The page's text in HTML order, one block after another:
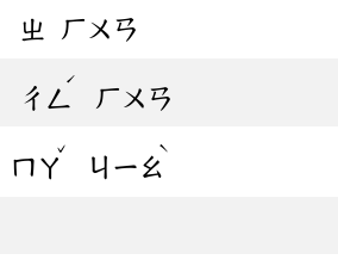
ㄓ ㄏㄨㄢ
ㄔㄥ
ˊ
ㄏㄨㄢ
ㄇㄚ
ˇ
ㄐㄧㄠ
ˋ